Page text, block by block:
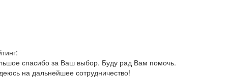
спасибо за Ваш выбор. Буду рад Вам помочь.
на дальнейшее сотрудничество!